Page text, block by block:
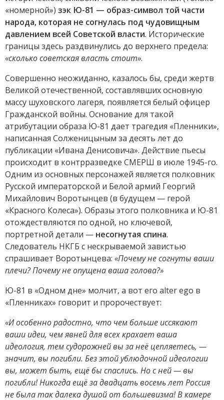
«номерной») зэк Ю-81 — образ-символ той части
народа, которая не согнулась под чудовищным
давлением всей Советской власти. Исторические
границы здесь раздвинулись до верхнего предела:
«сколько советская власть стоит».
Совершенно неожиданно, казалось бы, среди жертв
Великой отечественной, составлявших основную
массу шуховского лагеря, появляется белый офицер
Гражданской войны. Основание для такой
атрибутации образа Ю-81 дает трагедия «Пленники»,
написанная Солженицыным за десять лет до
публикации «Ивана Денисовича». Действие пьесы
происходит в контрразведке СМЕРШ в июле 1945-го.
Одним из основных персонажей является полковник
Русской императорской и Белой армий Георгий
Михайлович Воротынцев (в будущем — герой
«Красного Колеса»). Образы этого полковника и Ю-81
отождествляются по одной, но ключевой,
портретной детали — несогнутая спина.
Следователь НКГБ с нескрываемой завистью
спрашивает Воротынцева: «Почему не согнуты ваши
плечи? Почему не опущена ваша голова?»
Ю-81 в «Одном дне» молчит, а вот его alter ego в
«Пленниках» говорит и пророчествует:
«И особенно радостно, что чем больше иссякают
ваши идеи, чем явней для всех крахает ваша
идеология, тем судорожней вы за неё цепляетесь, —
значит, вы погибли. Без этой ублюдочной идеологии
вы, может быть, ещё бы спаслись. Но с ней — вы
погибли! Никогда ещё за двадцать восемь лет Россия
не была так далека душой от большевизма! В камере